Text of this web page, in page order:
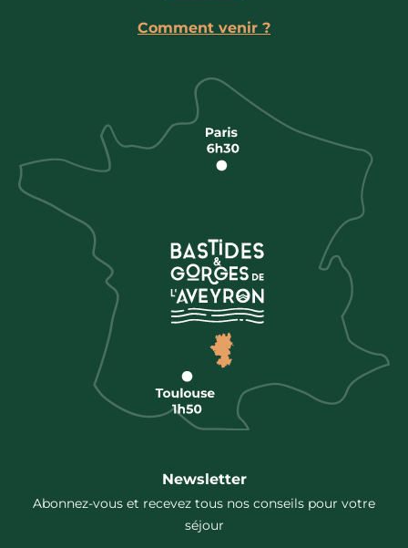
Comment venir ?
Newsletter
Abonnez-vous et recevez tous nos conseils pour votre
séjour